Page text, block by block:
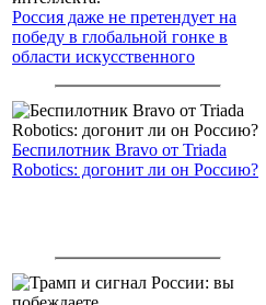
Россия даже не претендует на
победу в глобальной гонке в
области искусственного
Беспилотник Bravo от Triada
Robotics: догонит ли он Россию?